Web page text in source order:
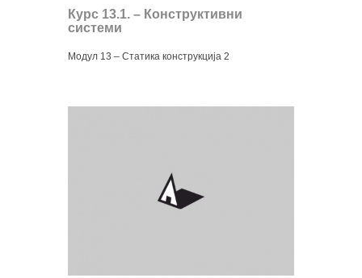
Курс 13.1. – Конструктивни
системи
Модул 13 – Статика конструкција 2